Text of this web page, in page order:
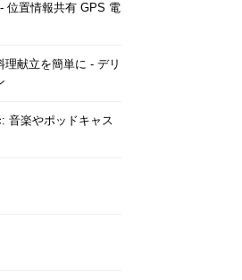
位置情報共有 GPS 電
理献立を簡単‪に - デリ
音楽やポッドキャス